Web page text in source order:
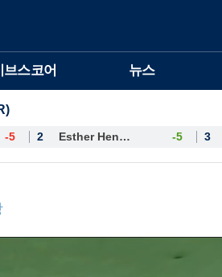
브스코어 뉴스
-5 2 Esther Henseleit -5 3